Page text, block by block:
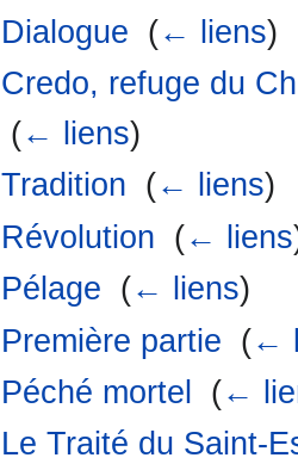
Dialogue (← liens)
Credo, refuge du
(← liens)
Tradition (← liens)
Révolution (← liens
Pélage (← liens)
Première partie (←
Péché mortel
(←
Le Traité du Saint-